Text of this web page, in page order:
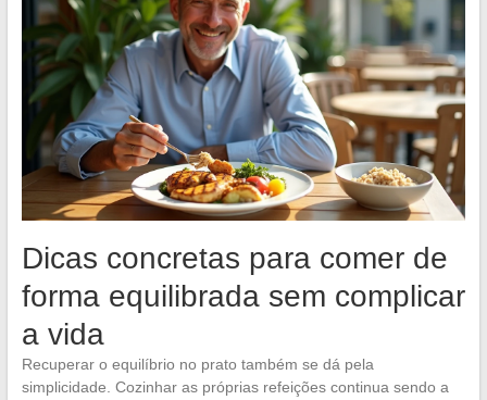
Dicas concretas para comer de
forma equilibrada sem complicar
a vida
Recuperar o equilíbrio no prato também se dá pela
simplicidade. Cozinhar as próprias refeições continua sendo a